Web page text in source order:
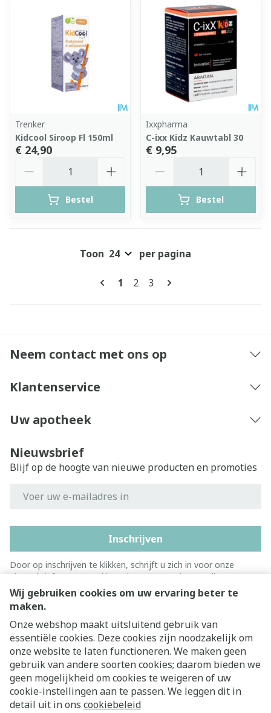
Wij gebruiken cookies om uw ervaring beter te
maken.
Onze webshop maakt uitsluitend gebruik van
essentiële cookies. Deze cookies zijn noodzakelijk om
onze website te laten functioneren. We maken geen
gebruik van andere soorten cookies; daarom bieden we
geen mogelijkheid om cookies te weigeren of uw
cookie-instellingen aan te passen. We leggen dit in
detail uit in ons cookiebeleid
Trenker
Kidcool Siroop Fl 150ml
€ 24,90
Bestel
Ixxpharma
C-ixx Kidz Kauwtabl 30
€ 9,95
Bestel
Pagina's
U lees momenteel pagina
1 Pagina
2 Pagina
3
Toon per pagina
Neem contact met ons op
Klantenservice
Uw apotheek
Nieuwsbrief
Blijf op de hoogte van nieuwe producten en promoties
Inschrijven
Door op inschrijven te klikken, schrijft u zich in voor onze
nieuwsbrief en gaat u akkoord met onzeprivacy policy.
Juridische links